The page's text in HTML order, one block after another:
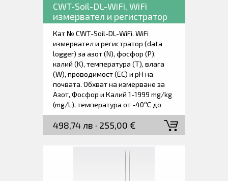
CWT-Soil-DL-WiFi, WiFi
измервател и регистратор
на азот, фосфор, калий,
температура, влага,
предвидимост и рН на
почвата.
Кат № CWT-Soil-DL-WiFi. WiFi
измервател и регистратор (data
logger) за азот (N), фосфор (P),
калий (K), температура (T), влага
(W), проводимост (EC) и рН на
почвата. Обхват на измерване за
Азот, Фосфор и Калий 1-1999 mg/kg
(mg/L), температура от -40℃ до
80℃, влага от 0 of 100%,
проводимост 0-200000 µS/cm и рН
от 3 до 9 Висока точност, бърза
консумация с вградена батерия.
498,74 лв · 255,00 €